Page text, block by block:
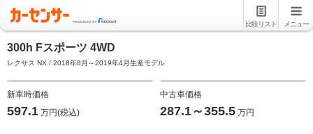
比較リスト メニュー
300h Fスポーツ 4WD
レクサス NX / 2018年8月～2019年4月生産モデル
新車時価格
597.1 万円(税込)
中古車価格
287.1～355.5 万円